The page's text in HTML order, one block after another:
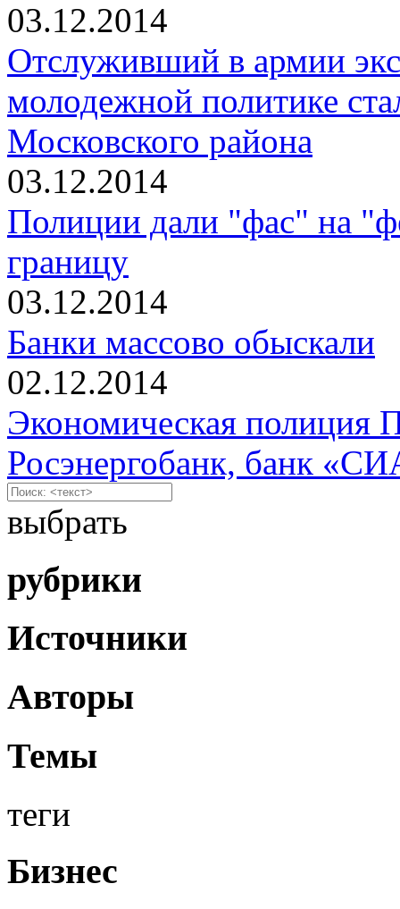
03.12.2014
Отслуживший в армии
молодежной политике
Московского района
03.12.2014
Полиции дали "фас" на
границу
03.12.2014
Банки массово обыскали
02.12.2014
Экономическая полиция
Росэнергобанк, банк
выбрать
рубрики
Источники
Авторы
Темы
теги
Бизнес